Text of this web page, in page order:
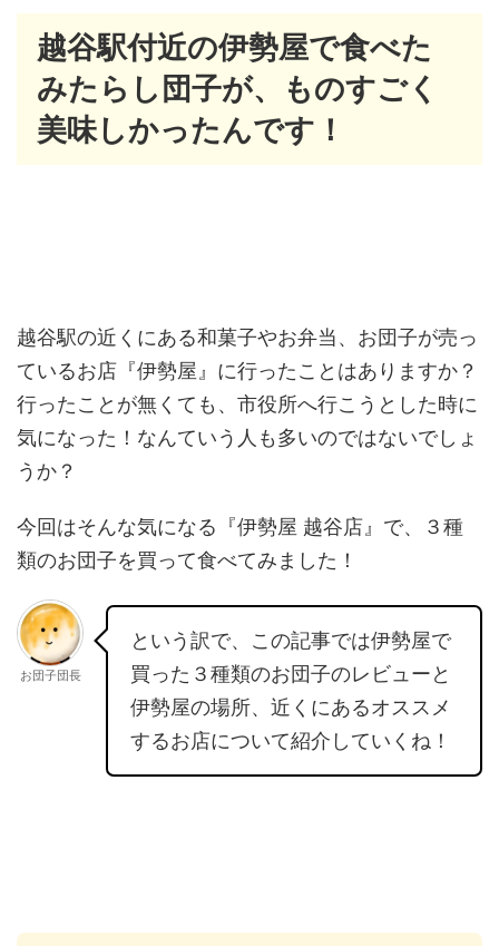
越谷駅付近の伊勢屋で食べた
みたらし団子が、ものすごく
美味しかったんです！
越谷駅の近くにある和菓子やお弁当、お団子が売っ
ているお店『伊勢屋』に行ったことはありますか？
行ったことが無くても、市役所へ行こうとした時に
気になった！なんていう人も多いのではないでしょ
うか？
今回はそんな気になる『伊勢屋 越谷店』で、３種
類のお団子を買って食べてみました！
お団子団長
という訳で、この記事では伊勢屋で
買った３種類のお団子のレビューと
伊勢屋の場所、近くにあるオススメ
するお店について紹介していくね！